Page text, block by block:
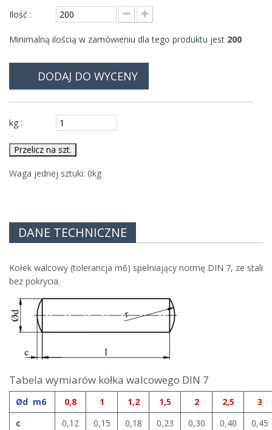
Ilość :
Minimalną ilością w zamówieniu dla tego produktu jest 200
DODAJ DO WYCENY
kg :
Przelicz na szt.
Waga jednej sztuki: 0kg
DANE TECHNICZNE
Kołek walcowy (tolerancja m6) spełniający normę DIN 7, ze stali
bez pokrycia.
Tabela wymiarów kołka walcowego DIN 7
Ød m6 0,8 1 1,2 1,5 2 2,5
3
c
0,12 0,15 0,18 0,23 0,30 0,40
0,45